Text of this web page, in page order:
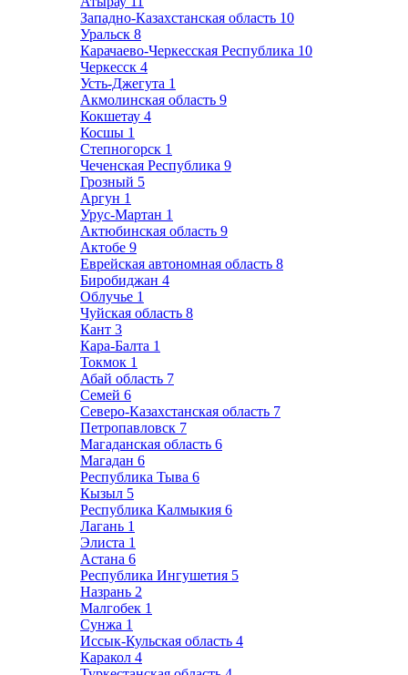
Западно-Казахстанская область 10
Уральск 8
Карачаево-Черкесская Республика 10
Черкесск 4
Усть-Джегута 1
Акмолинская область 9
Кокшетау 4
Косшы 1
Степногорск 1
Чеченская Республика 9
Грозный 5
Аргун 1
Урус-Мартан 1
Актюбинская область 9
Актобе 9
Еврейская автономная область 8
Биробиджан 4
Облучье 1
Чуйская область 8
Кант 3
Кара-Балта 1
Токмок 1
Абай область 7
Семей 6
Северо-Казахстанская область 7
Петропавловск 7
Магаданская область 6
Магадан 6
Республика Тыва 6
Кызыл 5
Республика Калмыкия 6
Лагань 1
Элиста 1
Астана 6
Республика Ингушетия 5
Назрань 2
Малгобек 1
Сунжа 1
Иссык-Кульская область 4
Каракол 4